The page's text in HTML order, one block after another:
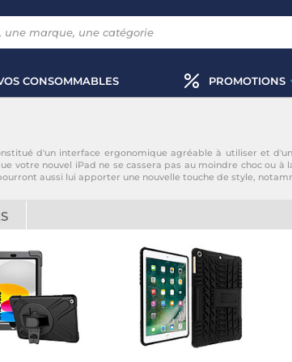
CONSOMMABLES PROMOTIONS
d'un interface ergonomique agréable à utiliser et
nouvel iPad ne se cassera pas au moindre choc ou
aussi lui apporter une nouvelle touche de style,